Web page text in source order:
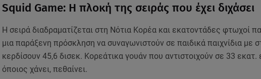
Squid Game: Η πλοκή της σειράς που έχει διχάσει
Η σειρά διαδραματίζεται στη Νότια Κορέα και εκατοντάδες φτωχοί
μια παράξενη πρόσκληση να συναγωνιστούν σε παιδικά παιχνίδια με
κερδίσουν 45,6 δισεκ. Κορεάτικα γουάν που αντιστοιχούν σε 33
όποιος χάνει, πεθαίνει.